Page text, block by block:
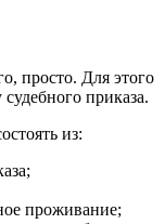
просто. Для этого
приказа.
из:
проживание;